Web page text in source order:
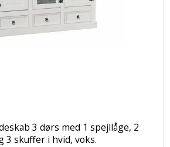
3 dørs med 1 spejllåge, 2
3 skuffer i hvid, voks.